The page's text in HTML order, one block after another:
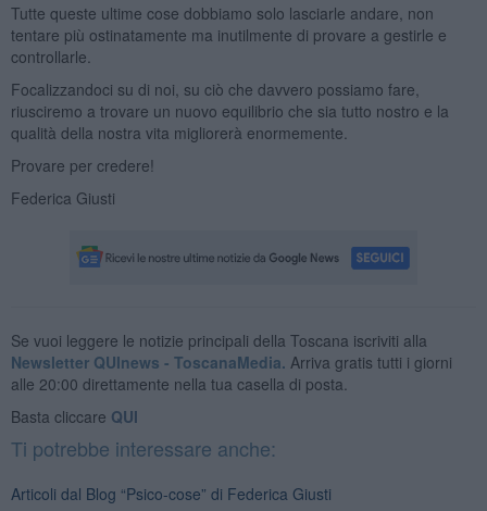
Tutte queste ultime cose dobbiamo solo lasciarle andare, non
tentare più ostinatamente ma inutilmente di provare a gestirle e
controllarle.
Focalizzandoci su di noi, su ciò che davvero possiamo fare,
riusciremo a trovare un nuovo equilibrio che sia tutto nostro e la
qualità della nostra vita migliorerà enormemente.
Provare per credere!
Federica Giusti
Se vuoi leggere le notizie principali della Toscana iscriviti alla
Newsletter QUInews - ToscanaMedia. Arriva gratis tutti i giorni
alle 20:00 direttamente nella tua casella di posta.
Basta cliccare QUI
Ti potrebbe interessare anche:
Articoli dal Blog “Psico-cose” di Federica Giusti